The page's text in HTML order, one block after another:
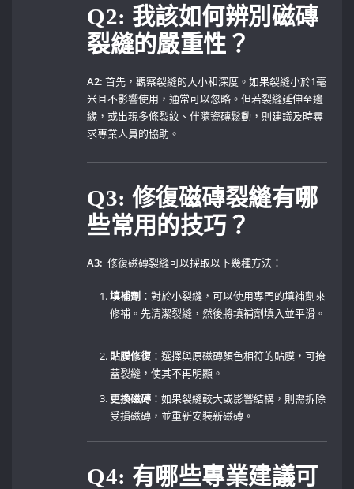
Q2: 我該如何辨別磁磚
裂縫的嚴重性？
A2: ​首先，觀察裂縫的大小和深度。如果裂縫小於1毫
米且不影響使用，通常可以忽略。但若裂縫延伸至邊
緣，或出現多條裂紋、伴隨瓷磚鬆動，則建議及時尋
求專業人員的協助。
Q3: 修復磁磚裂縫有哪
些常用的技巧？
A3: ⁣ 修復磁磚裂縫可以採取以下幾種方法：‌
填補劑 ：對於小裂縫，可以使用專門的填補劑來
修補。先清潔裂縫，然後將填補劑填入並平滑。
貼膜修復 ：選擇與原磁磚顏色相符的貼膜，可掩
蓋裂縫，使其不再明顯。 ⁣
更換磁磚 ：如果裂縫較大或影響結構，則需拆除
受損磁磚，並重新安裝新磁磚。
Q4: 有哪些專業建議可